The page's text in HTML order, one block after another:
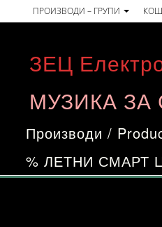
to
content
ПРОИЗВОДИ – ГРУПИ
ЗЕЦ
МУЗИКА ЗА
Производи /
% ЛЕТНИ СМАРТ